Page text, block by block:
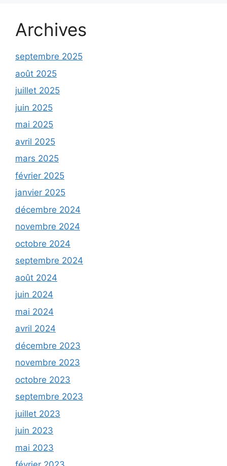
Archives
septembre 2025
août 2025
juillet 2025
juin 2025
mai 2025
avril 2025
mars 2025
février 2025
janvier 2025
décembre 2024
novembre 2024
octobre 2024
septembre 2024
août 2024
juin 2024
mai 2024
avril 2024
décembre 2023
novembre 2023
octobre 2023
septembre 2023
juillet 2023
juin 2023
mai 2023